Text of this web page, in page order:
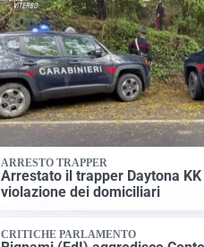
ARRESTO TRAPPER
Arrestato il trapper Daytona
violazione dei domiciliari
CRITICHE PARLAMENTO